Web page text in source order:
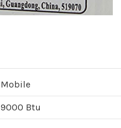
Mobile
9000 Btu